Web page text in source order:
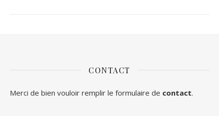
CONTACT
Merci de bien vouloir remplir le formulaire de contact.